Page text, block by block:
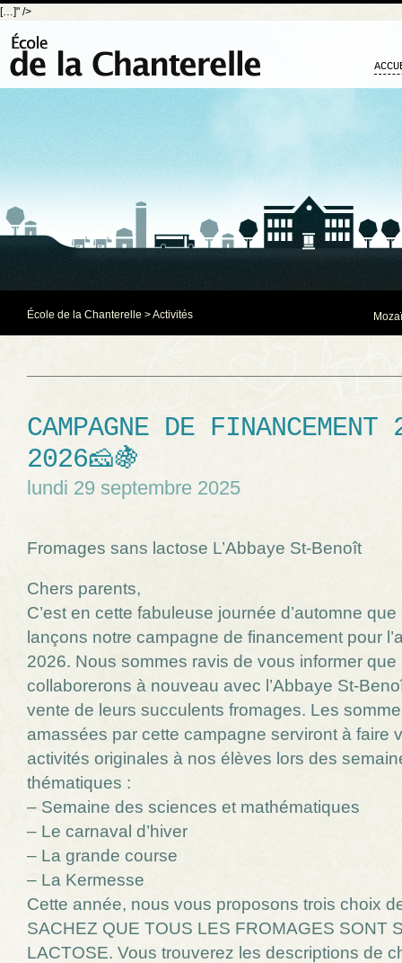
[…]" />
École de la Chanterelle >Activités
CAMPAGNE DE
2026🧀🍇
lundi 29 septembre 2025
Fromages sans lactose L’Abbaye St-Benoît
Chers parents,
C’est en cette fabuleuse journée d’automne
lançons notre campagne de financement pour
2026. Nous sommes ravis de vous informer que
collaborerons à nouveau avec l’Abbaye St-
vente de leurs succulents fromages. Les
amassées par cette campagne serviront à faire
activités originales à nos élèves lors des
thématiques :
– Semaine des sciences et mathématiques
– Le carnaval d’hiver
– La grande course
– La Kermesse
Cette année, nous vous proposons trois choix
SACHEZ QUE TOUS LES FROMAGES SONT
LACTOSE. Vous trouverez les descriptions de